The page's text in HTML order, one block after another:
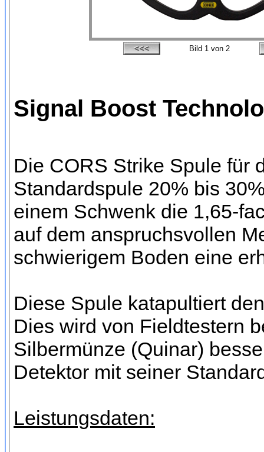
Bild 1 von 2
Signal Boost
Die CORS Strike Spule für
Standardspule 20% bis
einem Schwenk die 1,65-
auf dem anspruchsvollen
schwierigem Boden eine
Diese Spule katapultiert
Dies wird von Fieldtestern
Silbermünze (Quinar)
Detektor mit seiner
Leistungsdaten: